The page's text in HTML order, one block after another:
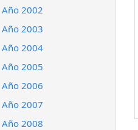
Año 2002
Año 2003
Año 2004
Año 2005
Año 2006
Año 2007
Año 2008